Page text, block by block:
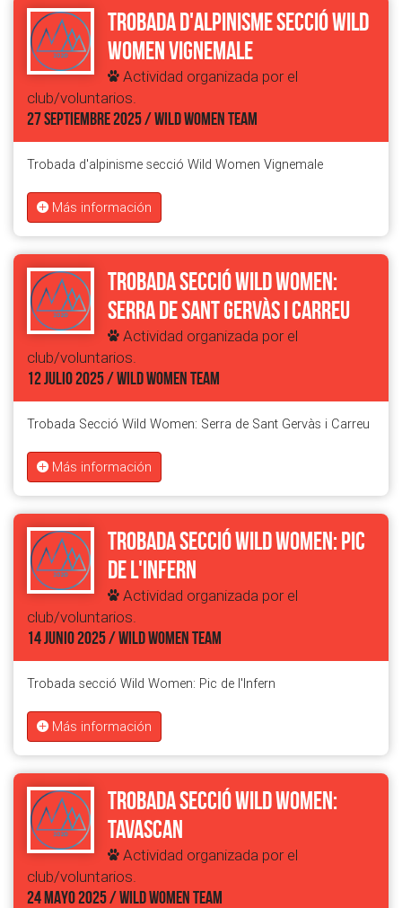
Trobada d'alpinisme secció Wild
Women Vignemale
Actividad organizada por el
club/voluntarios.
27 SEPTIEMBRE 2025 / WILD WOMEN TEAM
Trobada d'alpinisme secció Wild Women Vignemale
Más información
Trobada Secció Wild Women:
Serra de Sant Gervàs i Carreu
Actividad organizada por el
club/voluntarios.
12 JULIO 2025 / WILD WOMEN TEAM
Trobada Secció Wild Women: Serra de Sant Gervàs i Carreu
Más información
Trobada secció Wild Women: Pic
de l'Infern
Actividad organizada por el
club/voluntarios.
14 JUNIO 2025 / WILD WOMEN TEAM
Trobada secció Wild Women: Pic de l'Infern
Más información
Trobada secció Wild Women:
Tavascan
Actividad organizada por el
club/voluntarios.
24 MAYO 2025 / WILD WOMEN TEAM